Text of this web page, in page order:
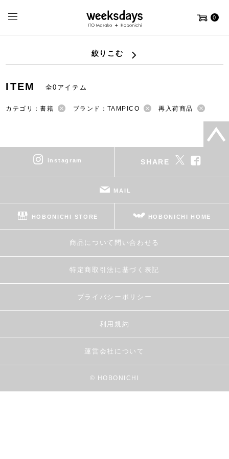
0
絞りこむ
ITEM 全0アイテム
カテゴリ：書籍 ブランド：TAMPICO 再入荷商品
instagram SHARE
MAIL
HOBONICHI STORE HOBONICHI HOME
商品について問い合わせる
特定商取引法に基づく表記
プライバシーポリシー
利用規約
運営会社について
© HOBONICHI